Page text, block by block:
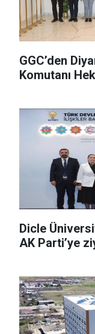
GGC’den
Komutanı
Dicle
AK Parti’ye